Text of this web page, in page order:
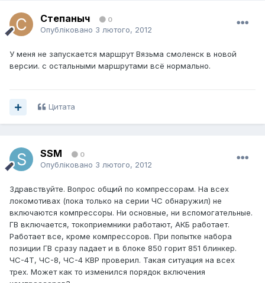
Степаныч 0
Опубліковано 3 лютого, 2012
У меня не запускается маршрут Вязьма смоленск в новой
версии. с остальными маршрутами всё нормально.
Цитата
SSM 0
Опубліковано 3 лютого, 2012
Здравствуйте. Вопрос общий по компрессорам. На всех
локомотивах (пока только на серии ЧС обнаружил) не
включаются компрессоры. Ни основные, ни вспомогательные.
ГВ включается, токоприемники работают, АКБ работает.
Работает все, кроме компрессоров. При попытке набора
позиции ГВ сразу падает и в блоке 850 горит 851 блинкер.
ЧС-4Т, ЧС-8, ЧС-4 КВР проверил. Такая ситуация на всех
трех. Может как то изменился порядок включения